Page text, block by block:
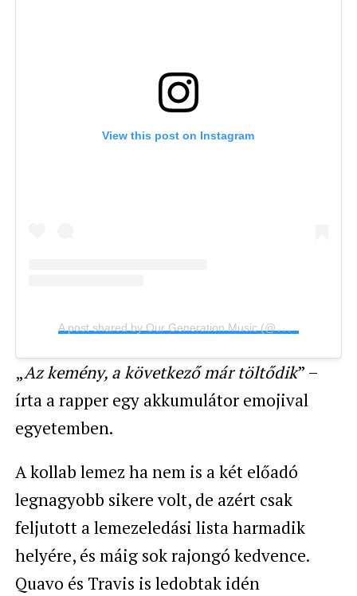
View this post on Instagram
„Az kemény, a következő már töltődik” –
írta a rapper egy akkumulátor emojival
egyetemben.
A kollab lemez ha nem is a két előadó
legnagyobb sikere volt, de azért csak
feljutott a lemezeledási lista harmadik
helyére, és máig sok rajongó kedvence.
Quavo és Travis is ledobtak idén